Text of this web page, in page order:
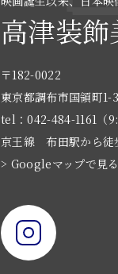
高津装
〒182-0022
東京都調布市国領町1-
tel：042-484-1161（
京王線 布田駅から徒
> Googleマップで見る